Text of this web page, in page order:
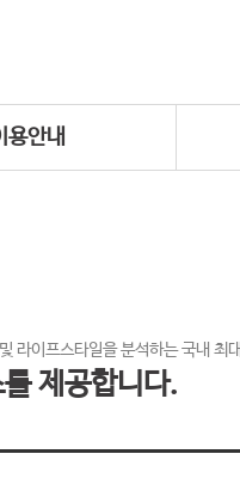
용안내
라이프스타일을 분석하는 국내 최
제공합니다.